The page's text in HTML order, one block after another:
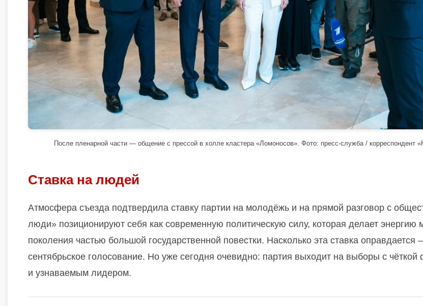
После пленарной части — общение с прессой в холле кластера «Ломоносов». Фото: пресс-служба / корреспондент
Ставка на людей
Атмосфера съезда подтвердила ставку партии на молодёжь и на прямой разговор с
люди» позиционируют себя как современную политическую силу, которая делает энергию
поколения частью большой государственной повестки. Насколько эта ставка оправдается
сентябрьское голосование. Но уже сегодня очевидно: партия выходит на выборы с
и узнаваемым лидером.